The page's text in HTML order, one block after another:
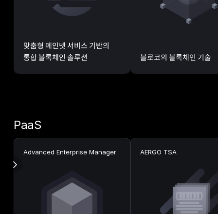
맞춤형 메인넷 서비스 기반의
통합 블록체인 솔루션
블로코의 블록체인 기술
PaaS
Advanced Enterprise Manager AERGO TSA